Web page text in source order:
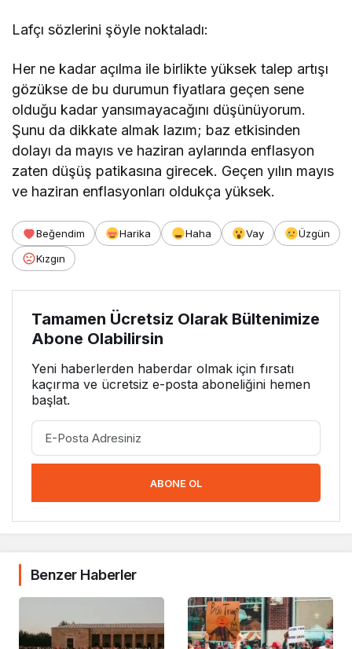
Lafçı sözlerini şöyle noktaladı:
Her ne kadar açılma ile birlikte yüksek talep artışı
gözükse de bu durumun fiyatlara geçen sene
olduğu kadar yansımayacağını düşünüyorum.
Şunu da dikkate almak lazım; baz etkisinden
dolayı da mayıs ve haziran aylarında enflasyon
zaten düşüş patikasına girecek. Geçen yılın mayıs
ve haziran enflasyonları oldukça yüksek.
Beğendim Harika Haha Vay
Üzgün
Kızgın
Tamamen Ücretsiz Olarak Bültenimize
Abone Olabilirsin
Yeni haberlerden haberdar olmak için fırsatı
kaçırma ve ücretsiz e-posta aboneliğini hemen
başlat.
ABONE OL
Benzer Haberler